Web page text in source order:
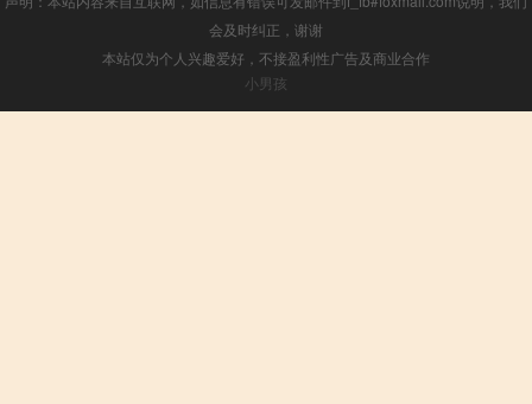
会及时纠正，谢谢
本站仅为个人兴趣爱好，不接盈利性广告及商业合作
小男孩